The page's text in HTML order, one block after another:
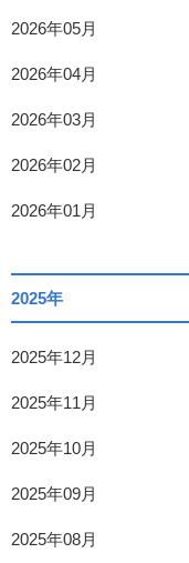
2026年05月
2026年04月
2026年03月
2026年02月
2026年01月
2025年
2025年12月
2025年11月
2025年10月
2025年09月
2025年08月